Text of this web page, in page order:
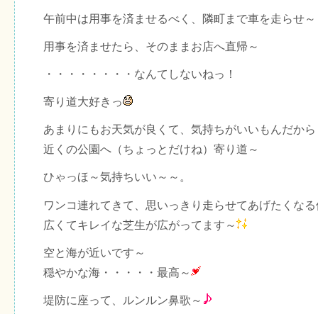
午前中は用事を済ませるべく、隣町まで車を走らせ～
用事を済ませたら、そのままお店へ直帰～
・・・・・・・・なんてしないねっ！
寄り道大好きっ
あまりにもお天気が良くて、気持ちがいいもんだから
近くの公園へ（ちょっとだけね）寄り道～
ひゃっほ～気持ちいい～～。
ワンコ連れてきて、思いっきり走らせてあげたくなる
広くてキレイな芝生が広がってます～
空と海が近いです～
穏やかな海・・・・・最高～
堤防に座って、ルンルン鼻歌～